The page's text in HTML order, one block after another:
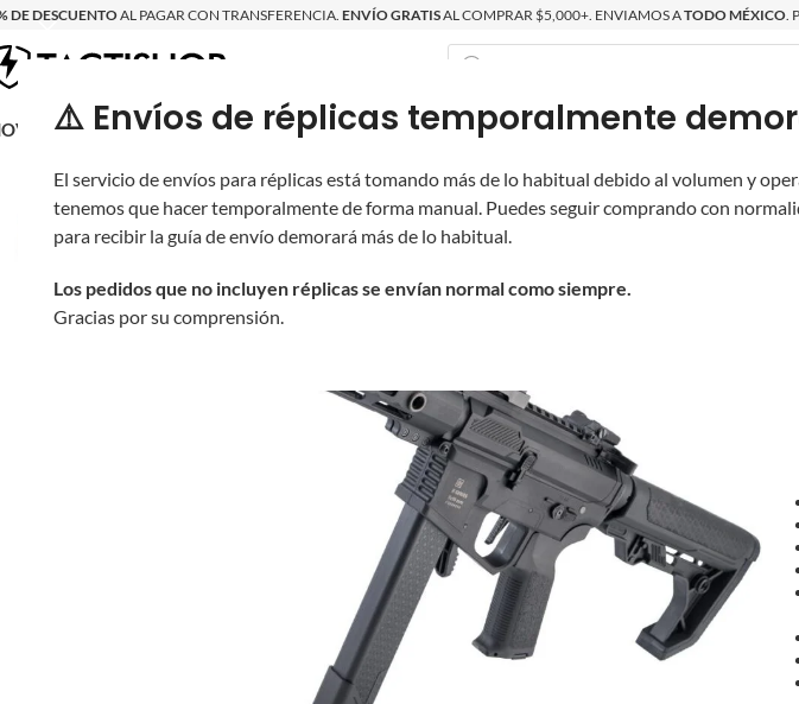
⚠️ Envíos de réplicas temporalmente
El servicio de envíos para réplicas está tomando más de lo habitual debido al volumen y
tenemos que hacer temporalmente de forma manual. Puedes seguir comprando con
para recibir la guía de envío demorará más de lo habitual.
Los pedidos que no incluyen réplicas se envían normal como siempre.
Gracias por su comprensión.
DE DESCUENTOAL PAGAR CON TRANSFERENCIA. ENVÍO GRATISAL COMPRAR $5,000+. ENVIAMOS ATODO MÉXICO .
RÉPLICASPARTES Y ACCESORIOSEQUIPOPRODUCTOS NUEVOSPROMOCIONES